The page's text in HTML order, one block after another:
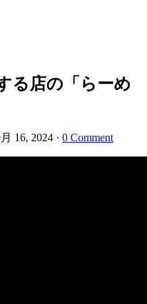
る店の「らーめ
16, 2024 · 0 Comment